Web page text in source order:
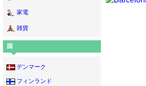
家電
雑貨
国
デンマーク
フィンランド